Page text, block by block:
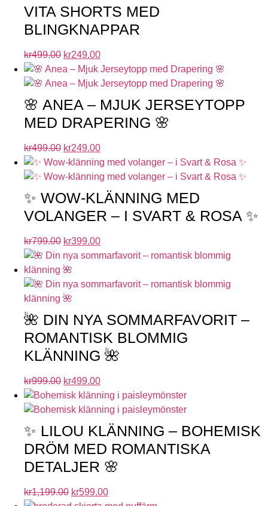
VITA SHORTS MED
BLINGKNAPPAR
kr499.00 kr249.00
🌸 ANEA – MJUK JERSEYTOPP
MED DRAPERING 🌸
kr499.00 kr249.00
✨ WOW-KLÄNNING MED
VOLANGER – I SVART & ROSA ✨
kr799.00 kr399.00
🌺 DIN NYA SOMMARFAVORIT –
ROMANTISK BLOMMIG
KLÄNNING 🌺
kr999.00 kr499.00
✨ LILOU KLÄNNING – BOHEMISK
DRÖM MED ROMANTISKA
DETALJER 🌸
kr1,199.00 kr599.00